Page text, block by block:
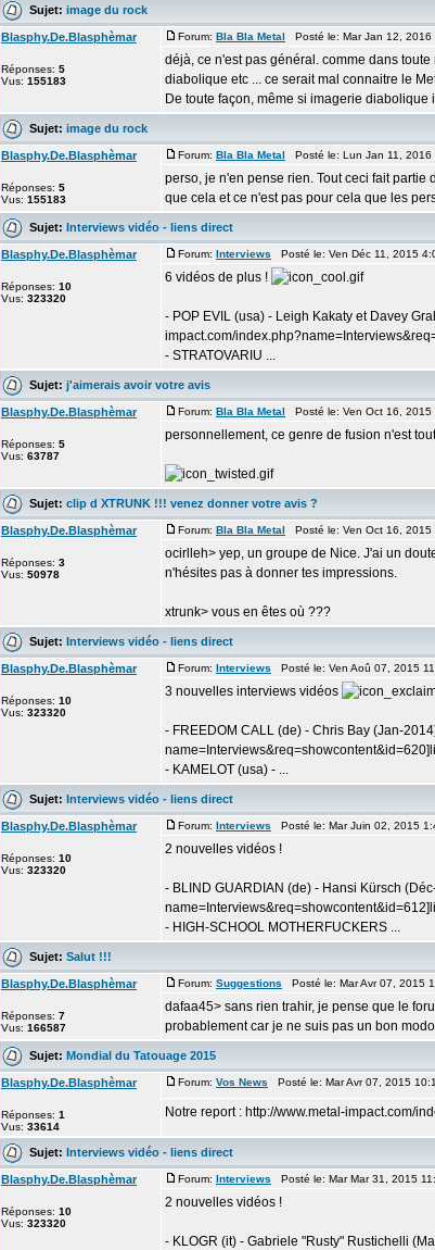
Sujet: image du rock
Blasphy.De.Blasphèmar
Réponses: 5
Vus: 155183
Forum: Bla Bla Metal Posté le: Mar Jan 12,
déjà, ce n'est pas général. comme dans
diabolique etc ... ce serait mal connaitre le
De toute façon, même si imagerie diabolique
Sujet: image du rock
Blasphy.De.Blasphèmar
Réponses: 5
Vus: 155183
Forum: Bla Bla Metal Posté le: Lun Jan 11,
perso, je n'en pense rien. Tout ceci fait partie
que cela et ce n'est pas pour cela que les
Sujet: Interviews vidéo - liens direct
Blasphy.De.Blasphèmar
Réponses: 10
Vus: 323320
Forum: Interviews Posté le: Ven Déc 11, 2015
6 vidéos de plus !
- POP EVIL (usa) - Leigh Kakaty et Davey
impact.com/
- STRATOVARIU ...
Sujet: j'aimerais avoir votre avis
Blasphy.De.Blasphèmar
Réponses: 5
Vus: 63787
Forum: Bla Bla Metal Posté le: Ven Oct 16,
personnellement, ce genre de fusion n'est
Sujet: clip d XTRUNK !!! venez donner votre avis ?
Blasphy.De.Blasphèmar
Réponses: 3
Vus: 50978
Forum: Bla Bla Metal Posté le: Ven Oct 16,
ocirlleh> yep, un groupe de Nice. J'ai un
n'hésites pas à donner tes impressions.
xtrunk> vous en êtes où ???
Sujet: Interviews vidéo - liens direct
Blasphy.De.Blasphèmar
Réponses: 10
Vus: 323320
Forum: Interviews Posté le: Ven Aoû 07, 2015
3 nouvelles interviews vidéos
- FREEDOM CALL (de) - Chris Bay (Jan-
- KAMELOT (usa) - ...
Sujet: Interviews vidéo - liens direct
Blasphy.De.Blasphèmar
Réponses: 10
Vus: 323320
Forum: Interviews Posté le: Mar Juin 02, 2015
2 nouvelles vidéos !
- BLIND GUARDIAN (de) - Hansi Kürsch
- HIGH-SCHOOL MOTHERFUCKERS ...
Sujet: Salut !!!
Blasphy.De.Blasphèmar
Réponses: 7
Vus: 166587
Forum: Suggestions Posté le: Mar Avr 07, 2015
dafaa45> sans rien trahir, je pense que le
probablement car je ne suis pas un bon
Sujet: Mondial du Tatouage 2015
Blasphy.De.Blasphèmar
Réponses: 1
Vus: 33614
Forum: Vos News Posté le: Mar Avr 07, 2015
Notre report : http://www.metal-impact.com/
Sujet: Interviews vidéo - liens direct
Blasphy.De.Blasphèmar
Réponses: 10
Vus: 323320
Forum: Interviews Posté le: Mar Mar 31, 2015
2 nouvelles vidéos !
- KLOGR (it) - Gabriele "Rusty" Rustichelli